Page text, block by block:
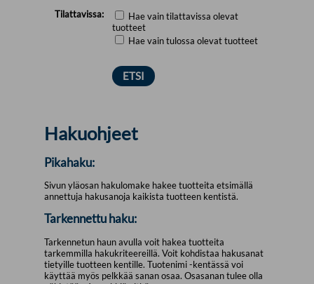
Tilattavissa:
Hae vain tilattavissa olevat
tuotteet
Hae vain tulossa olevat tuotteet
Hakuohjeet
Pikahaku:
Sivun yläosan hakulomake hakee tuotteita etsimällä
annettuja hakusanoja kaikista tuotteen kentistä.
Tarkennettu haku:
Tarkennetun haun avulla voit hakea tuotteita
tarkemmilla hakukriteereillä. Voit kohdistaa hakusanat
tietyille tuotteen kentille. Tuotenimi -kentässä voi
käyttää myös pelkkää sanan osaa. Osasanan tulee olla